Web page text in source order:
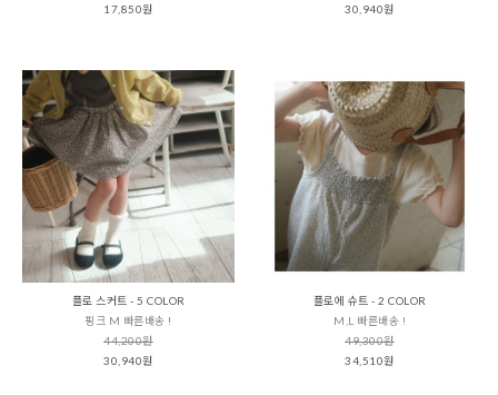
17,850원
30,940원
플로 스커트 - 5 COLOR
핑크 M 빠른배송 !
44,200원
30,940원
플로에 슈트 - 2 COLOR
M,L 빠른배송 !
49,300원
34,510원